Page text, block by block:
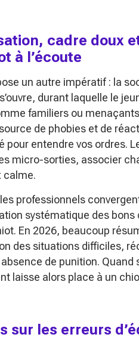
cadre doux
à l’écoute
un autre impératif : la
durant laquelle le
familiers ou
de phobies et de
pour entendre vos ordres.
micro-sorties, associer
calme.
professionnels
systématique des
En 2026, beaucoup
des situations difficiles,
de punition. Quand
laisse alors place à un
sur les erreurs